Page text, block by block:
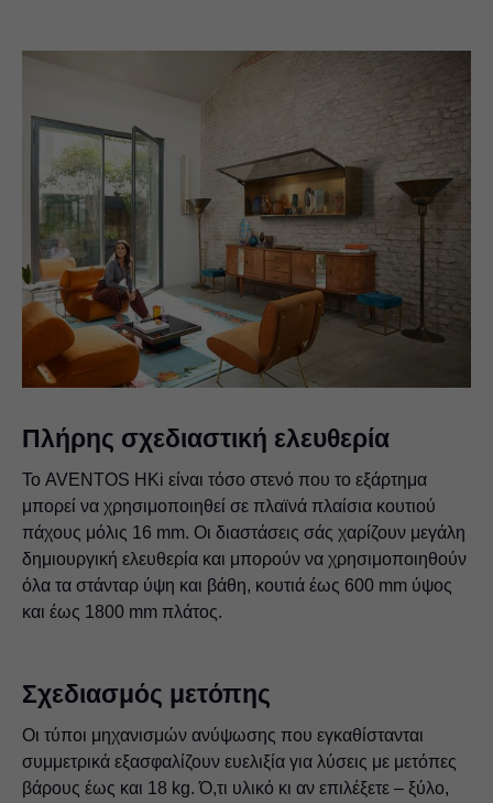
Πλήρης σχεδιαστική ελευθερία
Το AVENTOS HKi είναι τόσο στενό που το εξάρτημα
μπορεί να χρησιμοποιηθεί σε πλαϊνά πλαίσια κουτιού
πάχους μόλις 16 mm. Οι διαστάσεις σάς χαρίζουν μεγάλη
δημιουργική ελευθερία και μπορούν να χρησιμοποιηθούν
όλα τα στάνταρ ύψη και βάθη, κουτιά έως 600 mm ύψος
και έως 1800 mm πλάτος.
Σχεδιασμός μετόπης
Οι τύποι μηχανισμών ανύψωσης που εγκαθίστανται
συμμετρικά εξασφαλίζουν ευελιξία για λύσεις με μετόπες
βάρους έως και 18 kg. Ό,τι υλικό κι αν επιλέξετε – ξύλο,